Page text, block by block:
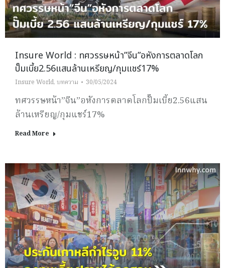
Insure World : ทศวรรษหน้า”จีน”อหังการตลาดโลก
ปั๊มเบี้ย2.56แสนล้านเหรียญ/กุมแชร์17%
Insure World, บทความ 30/05/2024
ทศวรรษหน้า”จีน”อหังการตลาดโลกปั๊มเบี้ย2.56แสน
ล้านเหรียญ/กุมแชร์17%
Read More